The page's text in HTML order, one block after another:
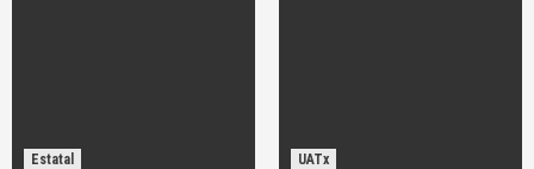
Estatal UATx